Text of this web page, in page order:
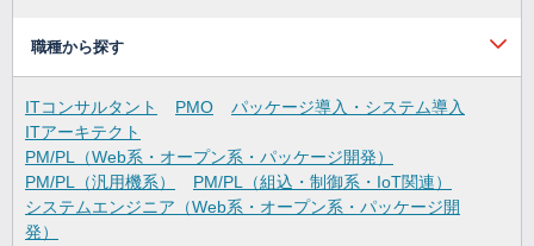
職種から探す
ITコンサルタント PMO
パッケージ導入・システム導入
ITアーキテクト
PM/PL（Web系・オープン系・パッケージ開発）
PM/PL（汎用機系）
PM/PL（組込・制御系・IoT関連）
システムエンジニア（Web系・オープン系・パッケージ開
発）